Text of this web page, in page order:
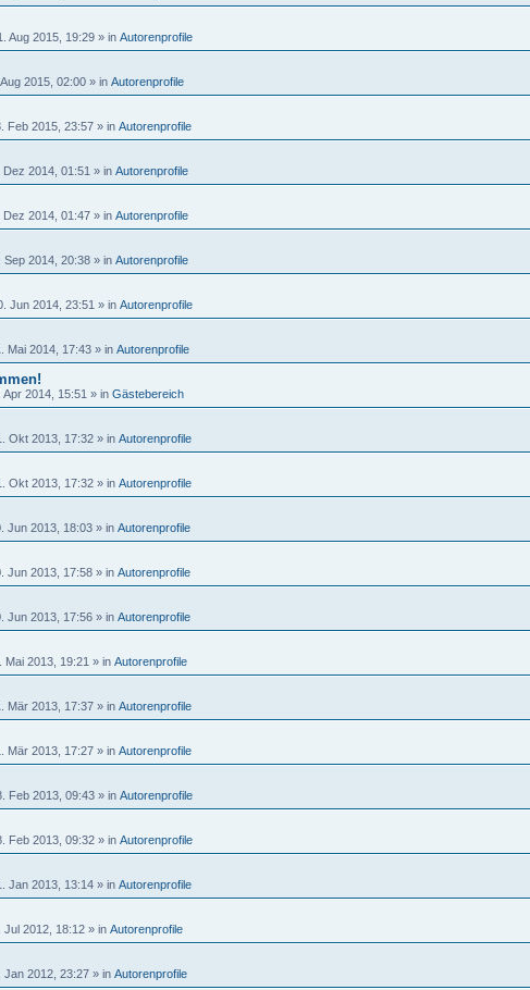
Aug 2015, 19:29 » in Autorenprofile
2015, 02:00 » in Autorenprofile
Feb 2015, 23:57 » in Autorenprofile
Dez 2014, 01:51 » in Autorenprofile
Dez 2014, 01:47 » in Autorenprofile
Sep 2014, 20:38 » in Autorenprofile
Jun 2014, 23:51 » in Autorenprofile
Mai 2014, 17:43 » in Autorenprofile
Apr 2014, 15:51 » in Gästebereich
Okt 2013, 17:32 » in Autorenprofile
Okt 2013, 17:32 » in Autorenprofile
Jun 2013, 18:03 » in Autorenprofile
Jun 2013, 17:58 » in Autorenprofile
Jun 2013, 17:56 » in Autorenprofile
Mai 2013, 19:21 » in Autorenprofile
Mär 2013, 17:37 » in Autorenprofile
Mär 2013, 17:27 » in Autorenprofile
Feb 2013, 09:43 » in Autorenprofile
Feb 2013, 09:32 » in Autorenprofile
Jan 2013, 13:14 » in Autorenprofile
Jul 2012, 18:12 » in Autorenprofile
Jan 2012, 23:27 » in Autorenprofile